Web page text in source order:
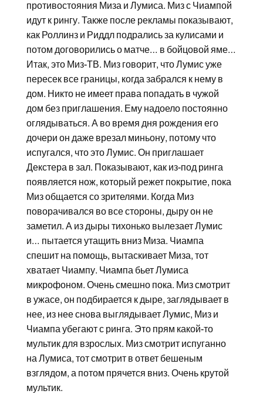
противостояния Миза и Лумиса. Миз с Чиампой
идут к рингу. Также после рекламы показывают,
как Роллинз и Риддл подрались за кулисами и
потом договорились о матче… в бойцовой яме…
Итак, это Миз-ТВ. Миз говорит, что Лумис уже
пересек все границы, когда забрался к нему в
дом. Никто не имеет права попадать в чужой
дом без приглашения. Ему надоело постоянно
оглядываться. А во время дня рождения его
дочери он даже врезал миньону, потому что
испугался, что это Лумис. Он приглашает
Декстера в зал. Показывают, как из-под ринга
появляется нож, который режет покрытие, пока
Миз общается со зрителями. Когда Миз
поворачивался во все стороны, дыру он не
заметил. А из дыры тихонько вылезает Лумис
и… пытается утащить вниз Миза. Чиампа
спешит на помощь, вытаскивает Миза, тот
хватает Чиампу. Чиампа бьет Лумиса
микрофоном. Очень смешно пока. Миз смотрит
в ужасе, он подбирается к дыре, заглядывает в
нее, из нее снова выглядывает Лумис, Миз и
Чиампа убегают с ринга. Это прям какой-то
мультик для взрослых. Миз смотрит испуганно
на Лумиса, тот смотрит в ответ бешеным
взглядом, а потом прячется вниз. Очень крутой
мультик.